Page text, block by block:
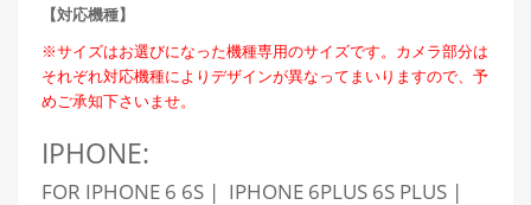
【対応機種】
※サイズはお選びになった機種専用のサイズです。カメラ部分は
それぞれ対応機種によりデザインが異なってまいりますので、予
めご承知下さいませ。
IPHONE:
FOR IPHONE 6 6S | IPHONE 6PLUS 6S PLUS |